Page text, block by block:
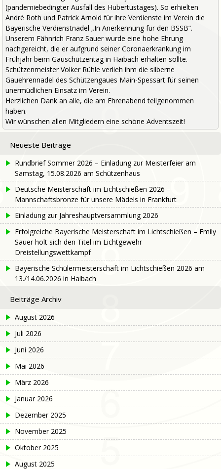
(pandemiebedingter Ausfall des Hubertustages). So erhielten
Andrè Roth und Patrick Arnold für ihre Verdienste im Verein die
Bayerische Verdienstnadel „In Anerkennung für den BSSB“.
Unserem Fähnrich Franz Sauer wurde eine hohe Ehrung
nachgereicht, die er aufgrund seiner Coronaerkrankung im
Frühjahr beim Gauschützentag in Haibach erhalten sollte.
Schützenmeister Volker Rühle verlieh ihm die silberne
Gauehrennadel des Schützengaues Main-Spessart für seinen
unermüdlichen Einsatz im Verein.
Herzlichen Dank an alle, die am Ehrenabend teilgenommen
haben.
Wir wünschen allen Mitgliedern eine schöne Adventszeit!
Neueste Beiträge
Rundbrief Sommer 2026 – Einladung zur Meisterfeier am
Samstag, 15.08.2026 am Schützenhaus
Deutsche Meisterschaft im Lichtschießen 2026 –
Mannschaftsbronze für unsere Mädels in Frankfurt
Einladung zur Jahreshauptversammlung 2026
Erfolgreiche Bayerische Meisterschaft im Lichtschießen – Emily
Sauer holt sich den Titel im Lichtgewehr
Dreistellungswettkampf
Bayerische Schülermeisterschaft im Lichtschießen 2026 am
13./14.06.2026 in Haibach
Beiträge Archiv
August 2026
Juli 2026
Juni 2026
Mai 2026
März 2026
Januar 2026
Dezember 2025
November 2025
Oktober 2025
August 2025